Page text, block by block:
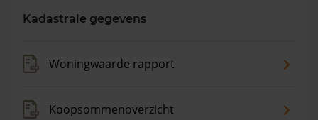
de gemiddelde woningwaarde met 13,7% gestegen.
Kadastrale gegevens
Woningwaarde rapport
Koopsommenoverzicht